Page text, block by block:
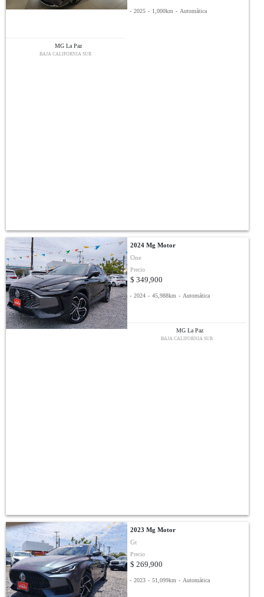
- 2025 - 1,000km - Automática
MG La Paz
BAJA CALIFORNIA SUR
2024 Mg Motor
One
Precio
$ 349,900
- 2024 - 45,988km - Automática
MG La Paz
BAJA CALIFORNIA SUR
2023 Mg Motor
Gt
Precio
$ 269,900
- 2023 - 51,099km - Automática